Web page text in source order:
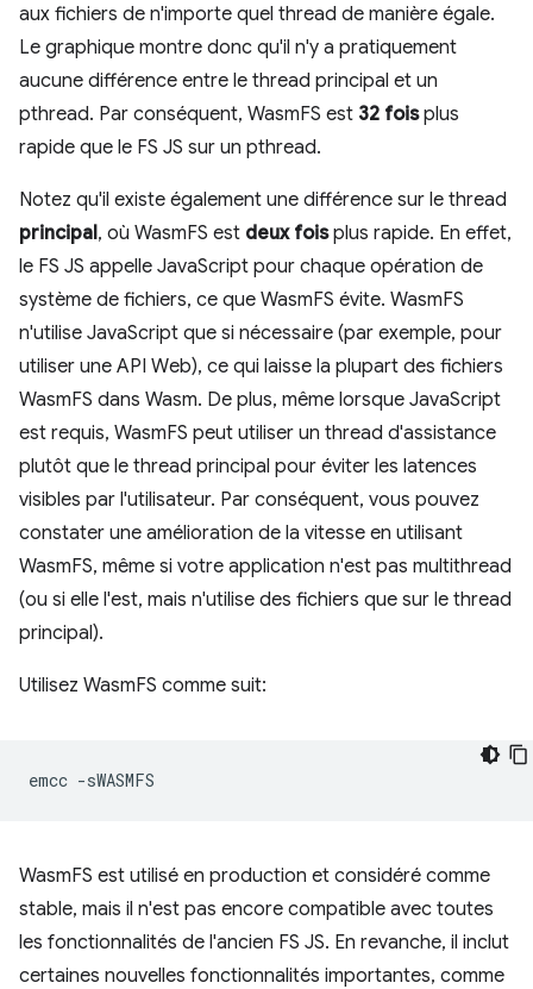
aux fichiers de n'importe quel thread de manière égale.
Le graphique montre donc qu'il n'y a pratiquement
aucune différence entre le thread principal et un
pthread. Par conséquent, WasmFS est 32 foisplus
rapide que le FS JS sur un pthread.
Notez qu'il existe également une différence sur le thread
principal, où WasmFS est deux foisplus rapide. En effet,
le FS JS appelle JavaScript pour chaque opération de
système de fichiers, ce que WasmFS évite. WasmFS
n'utilise JavaScript que si nécessaire (par exemple, pour
utiliser une API Web), ce qui laisse la plupart des fichiers
WasmFS dans Wasm. De plus, même lorsque JavaScript
est requis, WasmFS peut utiliser un thread d'assistance
plutôt que le thread principal pour éviter les latences
visibles par l'utilisateur. Par conséquent, vous pouvez
constater une amélioration de la vitesse en utilisant
WasmFS, même si votre application n'est pas multithread
(ou si elle l'est, mais n'utilise des fichiers que sur le thread
principal).
Utilisez WasmFS comme suit:
emcc
WasmFS est utilisé en production et considéré comme
stable, mais il n'est pas encore compatible avec toutes
les fonctionnalités de l'ancien FS JS. En revanche, il inclut
certaines nouvelles fonctionnalités importantes, comme